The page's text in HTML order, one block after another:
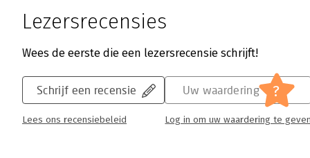
Lezersrecensies
Wees de eerste die een lezersrecensie schrijft!
Schrijf een recensie
Lees ons recensiebeleid
Uw waardering ?
Log in om uw waardering te